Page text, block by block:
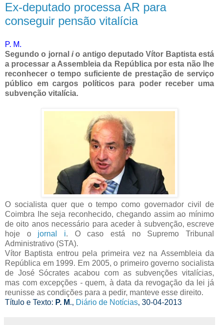
Ex-deputado processa AR para
conseguir pensão vitalícia
P. M.
Segundo o jornal io antigo deputado Vítor Baptista está
a processar a Assembleia da República por esta não lhe
reconhecer o tempo suficiente de prestação de serviço
público em cargos políticos para poder receber uma
subvenção vitalícia.
O socialista quer que o tempo como governador civil de
Coimbra lhe seja reconhecido, chegando assim ao mínimo
de oito anos necessário para aceder à subvenção, escreve
hoje o jornal i. O caso está no Supremo Tribunal
Administrativo (STA).
Vítor Baptista entrou pela primeira vez na Assembleia da
República em 1999. Em 2005, o primeiro governo socialista
de José Sócrates acabou com as subvenções vitalícias,
mas com excepções - quem, à data da revogação da lei já
reunisse as condições para a pedir, manteve esse direito.
Título e Texto: P. M., Diário de Notícias, 30-04-2013